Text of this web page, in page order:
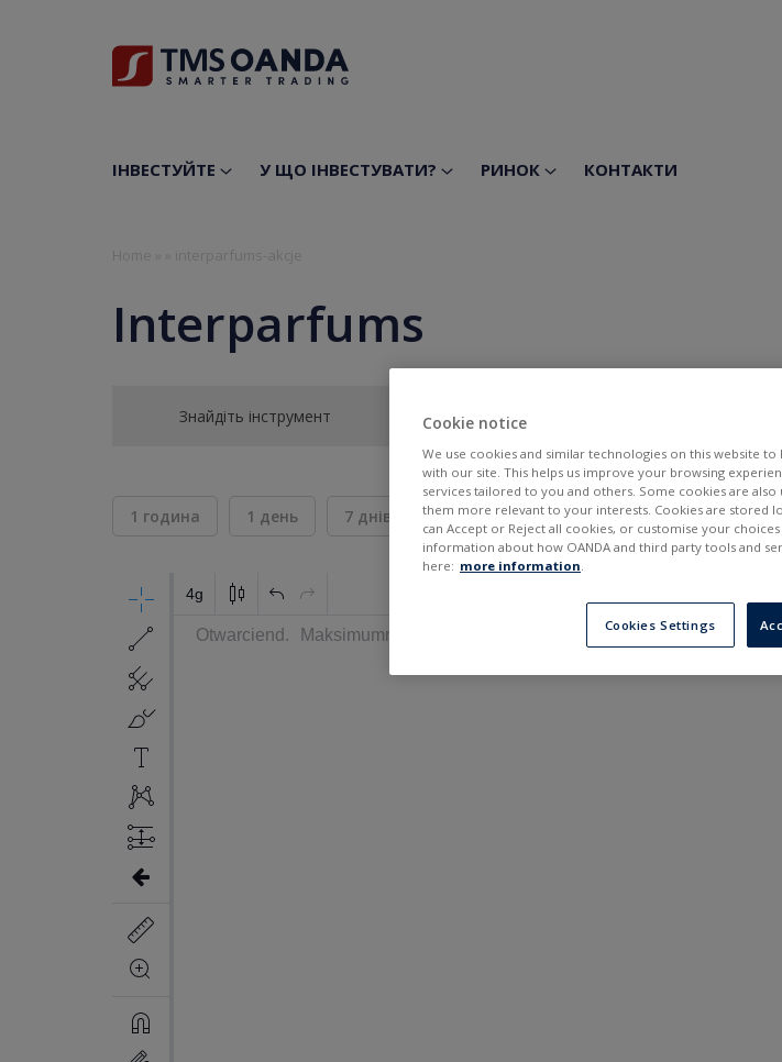
ІНВЕСТУЙТЕ У ЩО ІНВЕСТУВАТИ? РИНОК КОНТАКТИ
Interparfums
Знайдіть інструмент
1 година 1 день 7 днів 30 днів 6 місяців
BID
---
Cookie notice
We use cookies and similar technologies on this website
with our site. This helps us improve your browsing
services tailored to you and others. Some cookies are also
them more relevant to your interests. Cookies are stored
can Accept or Reject all cookies, or customise your choices
information about how OANDA and third party tools and
here: more information
Cookies Settings